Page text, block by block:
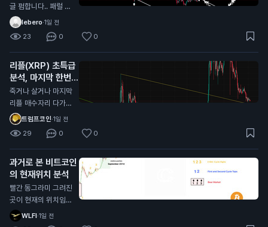
글 펌합니다.. 패럴 채
널안에서 하방으로 밀
리는중인데 패럴 중단
맞고 올라갈거라는 의
견에 가장 많이 댓글
달렸네요 시기적으로
도 10월이 주기와도
딱 떨어져서 얼마나
버텨주는지 잘봐야할
듯?
lebero·1일 전
23 0 0
리플(XRP) 초특급
분석, 마지막 한번
받아볼만한 자리 오
는중
죽거나 살거나 마지막
리플 매수자리 다가오
는중 대략 0.95불 근
처 저기가 깨진다면
다른 알트코인과 마찬
가지로 그냥 추세가
다깨진거라 죽으러 가
는거고 (0.55달러 수
준까지) 유일하게 리
플만 현재 알트 차트
중에 살아있는데 (잡
코제외) 저기를 지켜
트럼프코인·1일 전
29 0 0
과거로 본 비트코인
의 현재위치 분석
빨간 동그라미 그려진
곳이 현재의 위치임
각종 지표로 봤을때도
일치하고 시기적으로
WLFI·1일 전